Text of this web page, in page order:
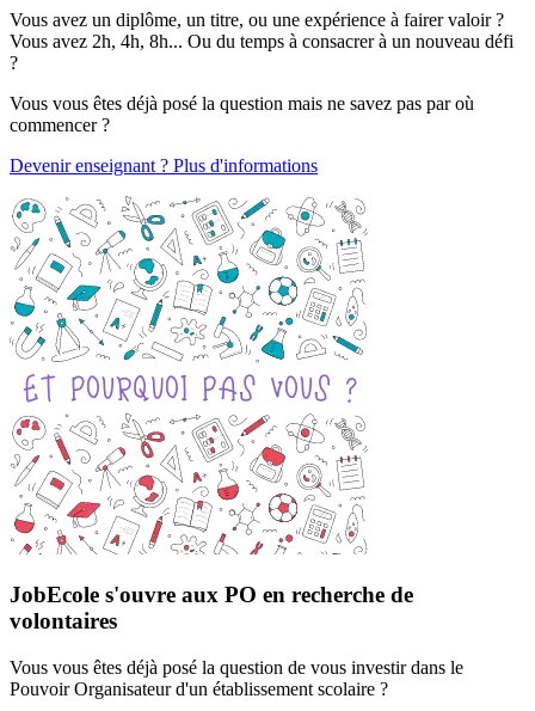
Vous avez un diplôme, un titre, ou une expérience à fairer valoir ?
Vous avez 2h, 4h, 8h... Ou du temps à consacrer à un nouveau défi
?
Vous vous êtes déjà posé la question mais ne savez pas par où
commencer ?
Devenir enseignant ? Plus d'informations
JobEcole s'ouvre aux PO en recherche de
volontaires
Vous vous êtes déjà posé la question de vous investir dans le
Pouvoir Organisateur d'un établissement scolaire ?